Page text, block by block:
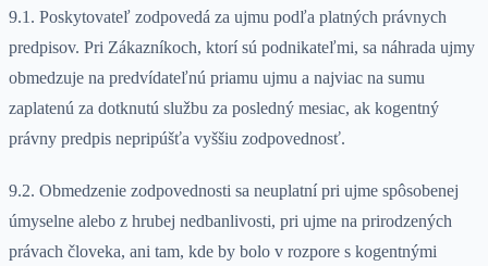
9.1. Poskytovateľ zodpovedá za ujmu podľa platných právnych
predpisov. Pri Zákazníkoch, ktorí sú podnikateľmi, sa náhrada ujmy
obmedzuje na predvídateľnú priamu ujmu a najviac na sumu
zaplatenú za dotknutú službu za posledný mesiac, ak kogentný
právny predpis nepripúšťa vyššiu zodpovednosť.
9.2. Obmedzenie zodpovednosti sa neuplatní pri ujme spôsobenej
úmyselne alebo z hrubej nedbanlivosti, pri ujme na prirodzených
právach človeka, ani tam, kde by bolo v rozpore s kogentnými